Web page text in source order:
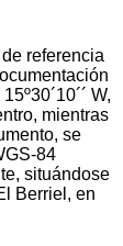
referencia
W,
mientras
se
84
situándose
Berriel, en